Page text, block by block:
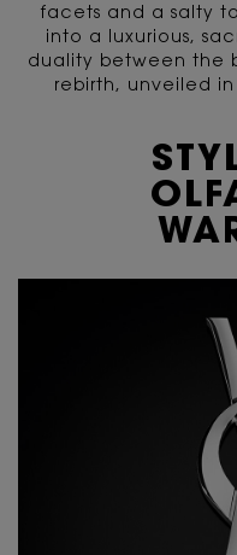
facets and a salty
into a luxurious,
duality between the
rebirth, unveiled